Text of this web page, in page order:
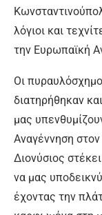
λόγιοι και
την Ευρωπαϊκή
Οι
διατηρήθηκαν
μας
Αναγέννηση
Διονύσιος
να μας
έχοντας την